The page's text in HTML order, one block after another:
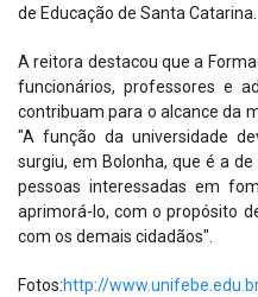
de Educação de Santa Catarina.
A reitora destacou que a
funcionários, professores e
contribuam para o alcance da
"A função da universidade
surgiu, em Bolonha, que é a
pessoas interessadas em
aprimorá-lo, com o propósito
com os demais cidadãos".
Fotos:http://